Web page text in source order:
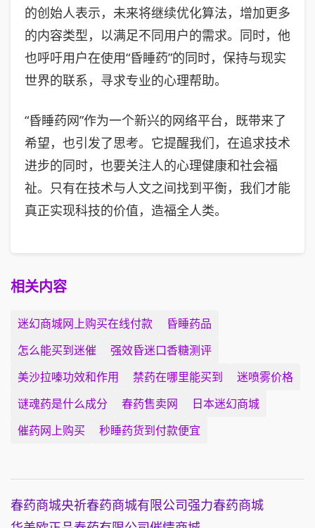
的创始人表示，未来将继续优化算法，增加更多
的内容类型，以满足不同用户的需求。同时，他
也呼吁用户在使用“昏睡药”的同时，保持与现实
世界的联系，寻求专业的心理帮助。
“昏睡药网”作为一个新兴的网络平台，既带来了
希望，也引发了思考。它提醒我们，在追求技术
进步的同时，也要关注人的心理健康和社会福
祉。只有在技术与人文之间找到平衡，我们才能
真正实现科技的价值，造福全人类。
相关内容
迷幻商城网上购买在线付款
昏睡药品
怎么能买到迷催
强效昏迷口香糖测评
美沙拉嗪功效和作用
禁药在哪里能买到
迷喷雾价格
谜魂药是什么成分
春药售卖网
日本迷幻商城
催药网上购买
秒睡药货到付款便宜
春药商城央祈春药商城有限公司强力春药商城